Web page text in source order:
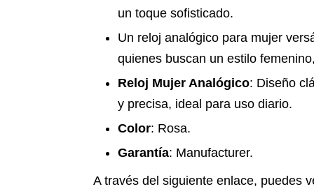
un toque sofisticado.
Un reloj analógico para mujer
quienes buscan un estilo
Reloj Mujer Analógico: Diseño
y precisa, ideal para uso diario.
Color: Rosa.
Garantía: Manufacturer.
A través del siguiente enlace, puedes